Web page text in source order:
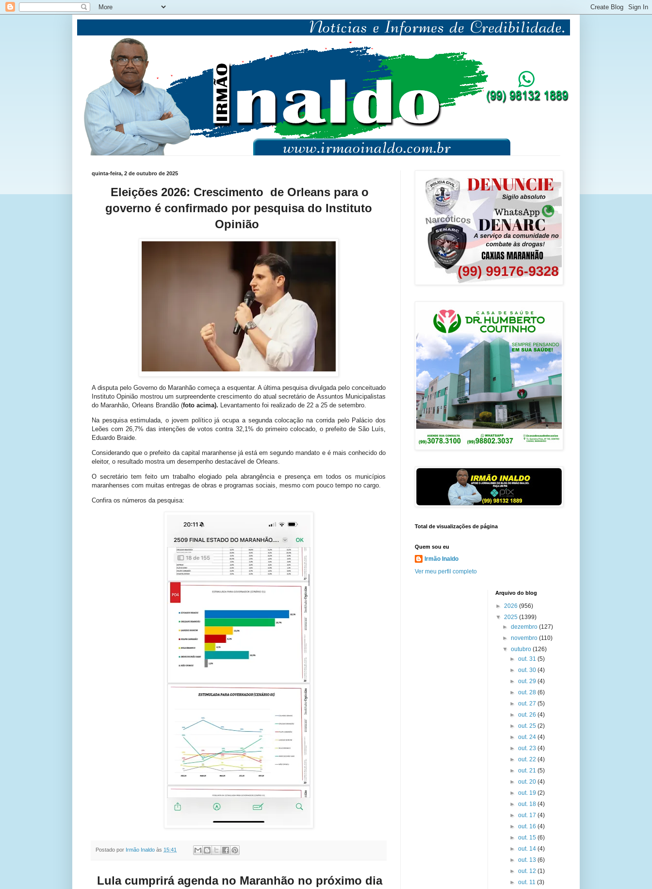
quinta-feira, 2 de outubro de 2025
Eleições 2026: Crescimento de Orleans para o
governo é confirmado por pesquisa do Instituto
Opinião
Adisputa pelo Governo do Maranhão começa a esquentar. A última pesquisa divulgada pelo conceituado
Instituto Opinião mostrou um surpreendente crescimento do atual secretário de Assuntos Municipalistas
do Maranhão, Orleans Brandão (foto acima). Levantamento foi realizado de 22 a 25 de setembro.
Na pesquisa estimulada, o jovem político já ocupa a segunda colocação na corrida pelo Palácio dos
Leões com 26,7% das intenções de votos contra 32,1% do primeiro colocado, o prefeito de São Luís,
Eduardo Braide.
Considerando que o prefeito da capital maranhense já está em segundo mandato e é mais conhecido do
eleitor, o resultado mostra um desempenho destacável de Orleans.
O secretário tem feito um trabalho elogiado pela abrangência e presença em todos os municípios
maranhenses com muitas entregas de obras e programas sociais, mesmo com pouco tempo no cargo.
Confira os números da pesquisa:
Postado por Irmão Inaldo às 15:41
Lula cumprirá agenda no Maranhão no próximo dia
Total de visualizações de página
Quem sou eu
Irmão Inaldo
Ver meu perfil completo
Arquivo do blog
► 2026 (956)
▼ 2025 (1399)
►dezembro(127)
►novembro(110)
▼outubro(126)
► out. 31 (5)
► out. 30 (4)
► out. 29 (4)
► out. 28 (6)
► out. 27 (5)
► out. 26 (4)
► out. 25 (2)
► out. 24 (4)
► out. 23 (4)
► out. 22 (4)
► out. 21 (5)
► out. 20 (4)
► out. 19 (2)
► out. 18 (4)
► out. 17 (4)
► out. 16 (4)
► out. 15 (6)
► out. 14 (4)
► out. 13 (6)
► out. 12 (1)
► out. 11 (3)